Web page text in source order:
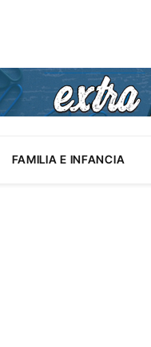
FAMILIA E INFANCIA